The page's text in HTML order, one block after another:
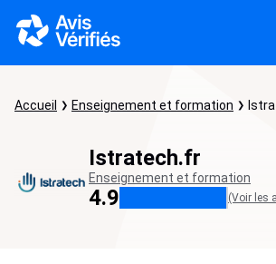
Accueil Enseignement et formation
Istratech.fr
Enseignement et formation
4.9 (Voir les